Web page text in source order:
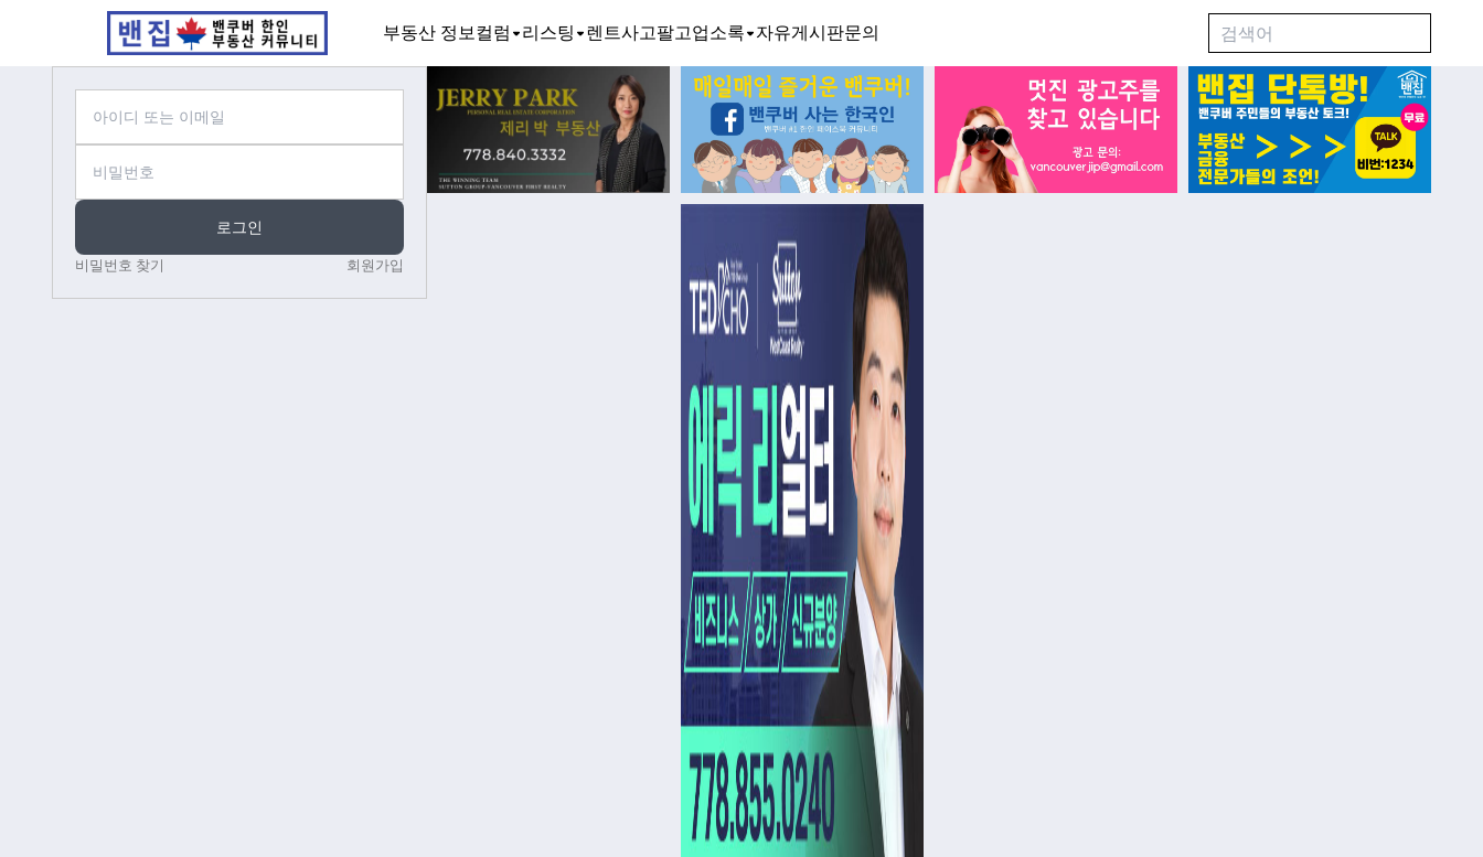
부동산 정보컬럼 리스팅 렌트사고팔고업소록 자유게시판문의
로그인
비밀번호 찾기 회원가입